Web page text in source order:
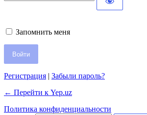
Запомнить меня
Регистрация | Забыли пароль?
← Перейти к Yep.uz
Политика конфиденциальности